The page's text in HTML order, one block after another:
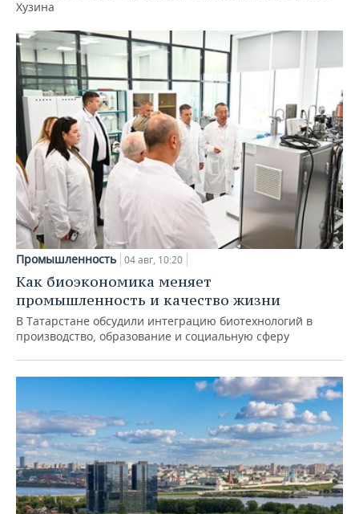
Хузина
Промышленность 04 авг, 10:20
Как биоэкономика меняет
промышленность и качество жизни
В Татарстане обсудили интеграцию биотехнологий в
производство, образование и социальную сферу